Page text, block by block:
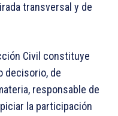
transversal y de
Civil constituye
decisorio, de
responsable de
la participación